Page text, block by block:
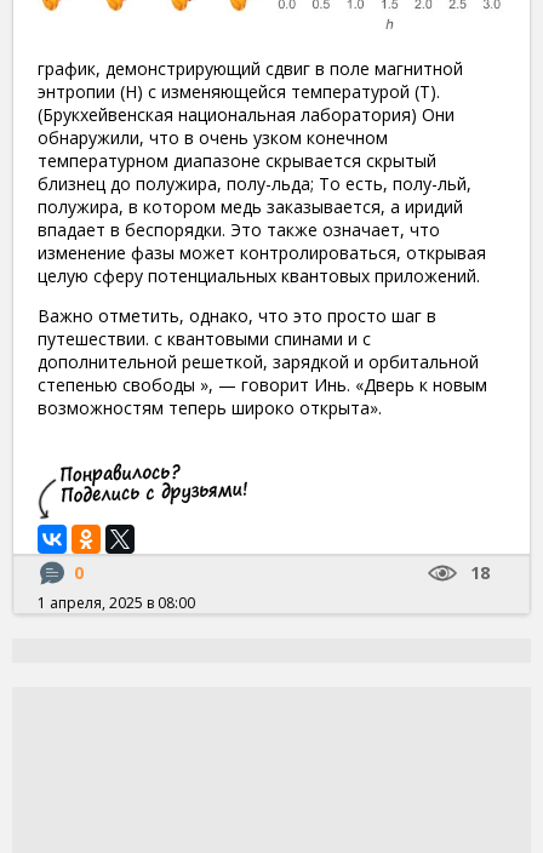
график, демонстрирующий сдвиг в поле магнитной
энтропии (H) с изменяющейся температурой (T).
(Брукхейвенская национальная лаборатория) Они
обнаружили, что в очень узком конечном
температурном диапазоне скрывается скрытый
близнец до полужира, полу-льда; То есть, полу-льй,
полужира, в котором медь заказывается, а иридий
впадает в беспорядки. Это также означает, что
изменение фазы может контролироваться, открывая
целую сферу потенциальных квантовых приложений.
Важно отметить, однако, что это просто шаг в
путешествии. с квантовыми спинами и с
дополнительной решеткой, зарядкой и орбитальной
степенью свободы », — говорит Инь. «Дверь к новым
возможностям теперь широко открыта».
0 18
1 апреля, 2025 в 08:00